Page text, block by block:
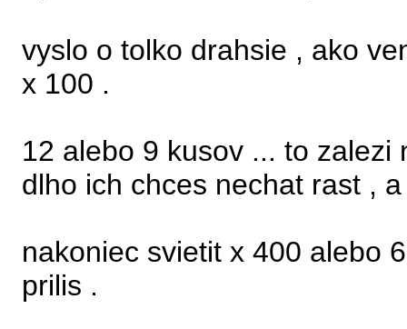
vyslo o tolko drahsie , ako
x 100 .
12 alebo 9 kusov ... to
dlho ich chces nechat rast ,
nakoniec svietit x 400 alebo
prilis .